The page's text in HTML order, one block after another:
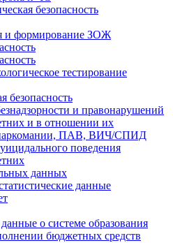
безопасность
и формирование ЗОЖ
тестирование
безопасность
и правонарушений
и в отношении их
ПАВ, ВИЧ/СПИД
поведения
данных
данные
о системе образования
бюджетных средств